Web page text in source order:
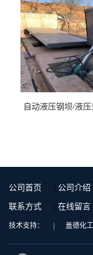
自动液压钢坝/液
公司首页 公司介绍
联系方式 在线留言
技术支持： 盖德化